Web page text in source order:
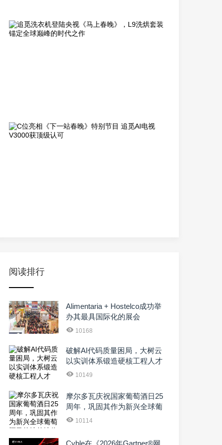
阅读排行
Alimentaria + Hostelco成功举
办其最具国际化的展会
10168
破解AI代码质量困局，大树云
以实训体系锻造硬核工程人才
10149
摩尔多瓦庆祝国家葡萄酒日25
周年，巩固其作为新兴全球葡
萄酒目的地的地位
10114
Cyble在《2026年Gartner®网